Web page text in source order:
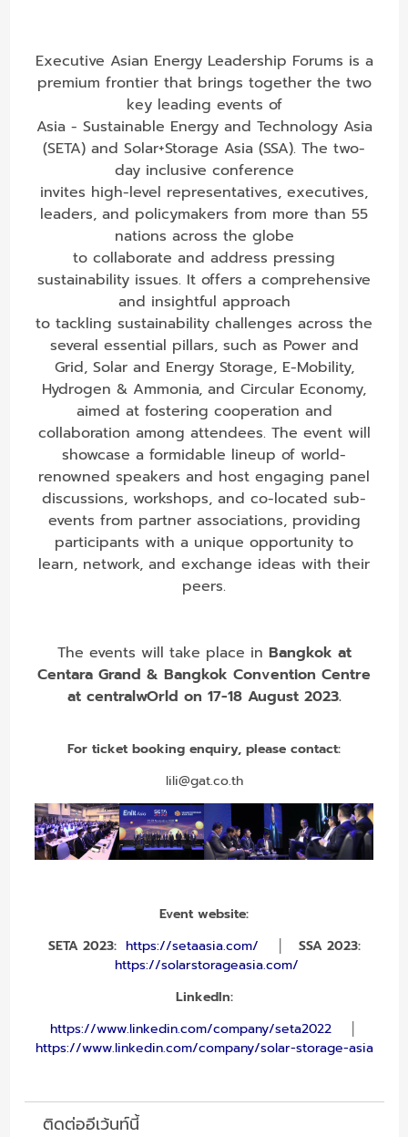
Executive Asian Energy Leadership Forums is a
premium frontier that brings together the two
key leading events of
Asia - Sustainable Energy and Technology Asia
(SETA) and Solar+Storage Asia (SSA). The two-
day inclusive conference
invites high-level representatives, executives,
leaders, and policymakers from more than 55
nations across the globe
to collaborate and address pressing
sustainability issues. It offers a comprehensive
and insightful approach
to tackling sustainability challenges across the
several essential pillars, such as Power and
Grid, Solar and Energy Storage, E-Mobility,
Hydrogen & Ammonia, and Circular Economy,
aimed at fostering cooperation and
collaboration among attendees. The event will
showcase a formidable lineup of world-
renowned speakers and host engaging panel
discussions, workshops, and co-located sub-
events from partner associations, providing
participants with a unique opportunity to
learn, network, and exchange ideas with their
peers.
The events will take place in Bangkok at
Centara Grand & Bangkok Convention Centre
at centralwOrld on 17-18 August 2023.
For ticket booking enquiry, please contact:
lili@gat.co.th
Event website:
SETA 2023: https://setaasia.com/
SSA 2023:
https://solarstorageasia.com/
LinkedIn:
https://www.linkedin.com/company/seta2022
https://www.linkedin.com/company/solar-storage-asia
ติดต่ออีเว้นท์นี้